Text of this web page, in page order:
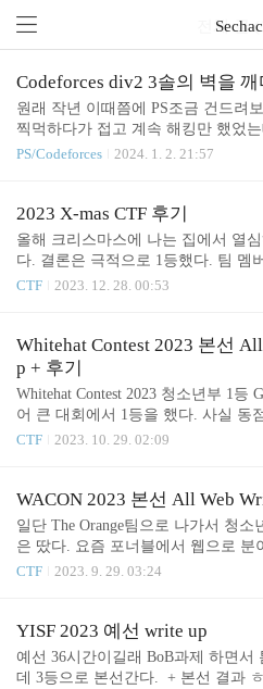
전체 글
Codeforces div2 3솔의 벽을
원래 작년 이때쯤에 PS조금 건드려
찍먹하다가 접고 계속 해킹만 했었
터 PS를 제대로 하기 시작했다. 앞으
(본인)와 오렌지가 같이 하는거라
다. https://codeforces.com/contest/1844
eforces Round 884 (Div. 1 + Div. 2) -
rces.com 요거 돌렸는데 생각보다 매
결과를 뽑아내서 기분이 좋았다. 태
>> ..
PS/Codeforces 2024. 1. 2. 21:57
2023 X-mas CTF 후기
올해 크리스마스에 나는 집에서 열
다. 결론은 극적으로 1등했다. 팀 멤
해서 뛰었다. 원래는 인원제한이 3명
한수였다. 원래 3등에서 계속 고정되
을 두문제 이상 풀어야 잡을 수 있는
시간은 2시간도 안남았길래 체념하
로 남은 웹문제들을 보고 있었다. 그
이 기대도 안한 블록체인을 풀어버
Santa's workshop문제도 70%이상 풀
위 인증 내역을 보면 알겠지만 극적
전에 플래그를 따서 3등에..
CTF 2023. 12. 28. 00:53
Whitehat Contest 2023 본선
p + 후기
Whitehat Contest 2023 청소년부 1등
어 큰 대회에서 1등을 했다. 사실 동
서 2등할뻔했는데 동점 2등인 상황에
만들어낸 다이나믹 스코어링 방식과
들어준 3등 팀에게 감사하다. 그리
푼거긴 해도 웹 올클해서 기분좋다.
식때 대만 가있어야 해서 상받는 사
받았다. ㅎㅎ 아래에 첨부해뒀다.) 1
상을 줘서 과기부장관상 1개(YISF때
CTF 2023. 10. 29. 02:09
WACON 2023 본선 All Web
일단 The Orange팀으로 나가서 청소
은 땄다. 요즘 포너블에서 웹으로 분
어서 웹만 보고 있는데 대회 중에 진
미련은 없다. Codegate이후로 메이저
주구장창 풀고, write up보고, 복기해
부하기로 결심했었는데 BoB때문에
CTF 2023. 9. 29. 03:24
YISF 2023 예선 write up
예선 36시간이길래 BoB과제 하면서
데 3등으로 본선간다. + 본선 결과